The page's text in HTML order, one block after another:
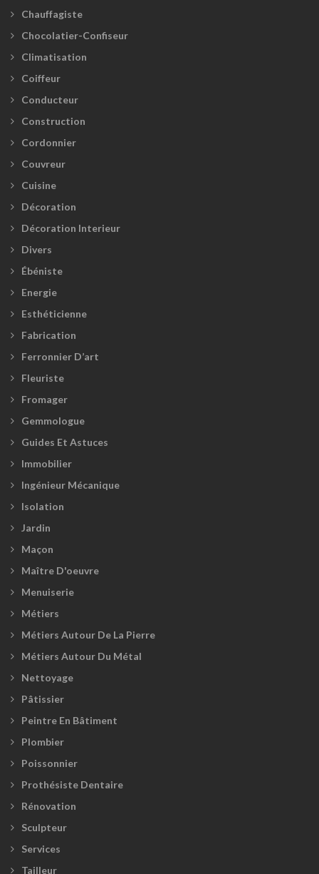
Chauffagiste
Chocolatier-Confiseur
Climatisation
Coiffeur
Conducteur
Construction
Cordonnier
Couvreur
Cuisine
Décoration
Décoration Interieur
Divers
Ébéniste
Energie
Esthéticienne
Fabrication
Ferronnier D’art
Fleuriste
Fromager
Gemmologue
Guides Et Astuces
Immobilier
Ingénieur Mécanique
Isolation
Jardin
Maçon
Maître D'oeuvre
Menuiserie
Métiers
Métiers Autour De La Pierre
Métiers Autour Du Métal
Nettoyage
Pâtissier
Peintre En Bâtiment
Plombier
Poissonnier
Prothésiste Dentaire
Rénovation
Sculpteur
Services
Tailleur